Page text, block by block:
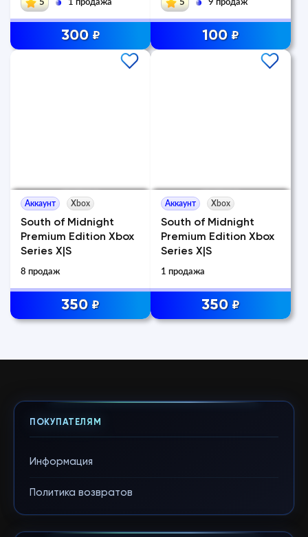
5 1 продажа
300 ₽
5 9 продаж
100 ₽
Аккаунт Xbox
South of Midnight
Premium Edition Xbox
Series X|S
8 продаж
350 ₽
Аккаунт Xbox
South of Midnight
Premium Edition Xbox
Series X|S
1 продажа
350 ₽
ПОКУПАТЕЛЯМ
Информация
Политика возвратов